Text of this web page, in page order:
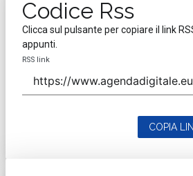
Codice Rss
Clicca sul pulsante per copiare il link
appunti.
RSS link
COPIA